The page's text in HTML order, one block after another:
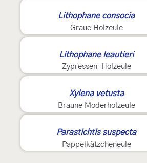
Lithophane consocia
Graue Holzeule
Lithophane leautieri
Zypressen-Holzeule
Xylena vetusta
Braune Moderholzeule
Parastichtis suspecta
Pappelkätzcheneule